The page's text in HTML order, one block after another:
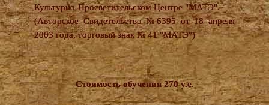
Культурно-Просветительском Центре "МАТЭ".
(Авторское Свидетельство №6395 от 18 апреля
2003 года, торговый знак № 41 "МАТЭ")
Стоимость обучения 270 у.е.